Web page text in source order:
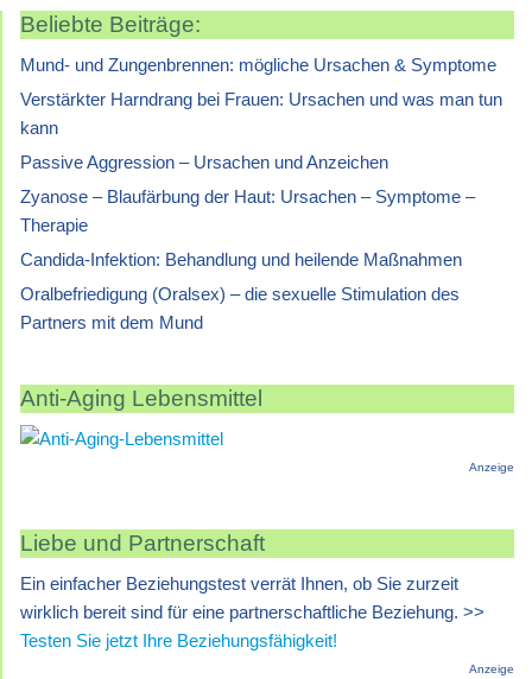
Beliebte Beiträge:
Mund- und Zungenbrennen: mögliche Ursachen & Symptome
Verstärkter Harndrang bei Frauen: Ursachen und was man tun
kann
Passive Aggression – Ursachen und Anzeichen
Zyanose – Blaufärbung der Haut: Ursachen – Symptome –
Therapie
Candida-Infektion: Behandlung und heilende Maßnahmen
Oralbefriedigung (Oralsex) – die sexuelle Stimulation des
Partners mit dem Mund
Anti-Aging Lebensmittel
Anzeige
Liebe und Partnerschaft
Ein einfacher Beziehungstest verrät Ihnen, ob Sie zurzeit
wirklich bereit sind für eine partnerschaftliche Beziehung. >>
Testen Sie jetzt Ihre Beziehungsfähigkeit!
Anzeige